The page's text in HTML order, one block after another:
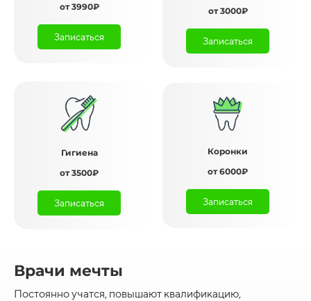
от 3990₽
Записаться
от 3000₽
Записаться
Гигиена
от 3500₽
Записаться
Коронки
от 6000₽
Записаться
Врачи мечты
Постоянно учатся, повышают квалификацию,